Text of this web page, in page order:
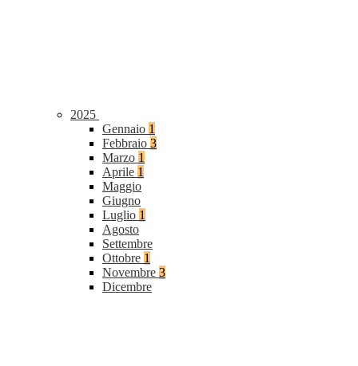
2025
Gennaio 1
Febbraio 3
Marzo 1
Aprile 1
Maggio
Giugno
Luglio 1
Agosto
Settembre
Ottobre 1
Novembre 3
Dicembre